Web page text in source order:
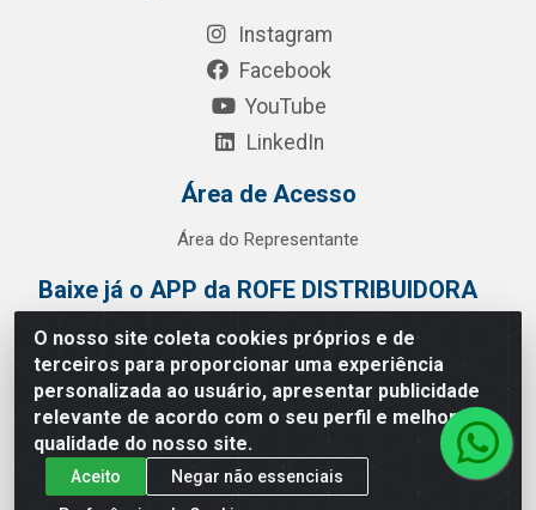
O nosso site coleta cookies próprios e de
terceiros para proporcionar uma experiência
personalizada ao usuário, apresentar publicidade
relevante de acordo com o seu perfil e melhorar a
qualidade do nosso site.
Aceito
Negar não essenciais
Instagram
Facebook
YouTube
LinkedIn
Área de Acesso
Área do Representante
Baixe já o APP da ROFE DISTRIBUIDORA